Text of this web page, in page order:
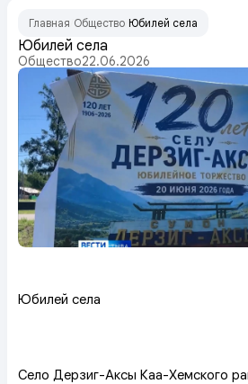
Главная Общество Юбилей села
Юбилей села
Общество22.06.2026
Юбилей села
Село Дерзиг-Аксы Каа-Хемского